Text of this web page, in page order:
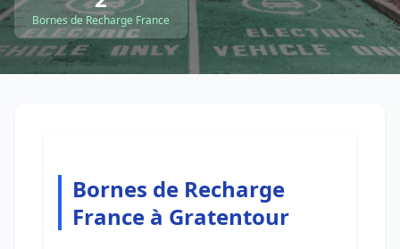
Bornes de Recharge France
Bornes de Recharge
France à Gratentour